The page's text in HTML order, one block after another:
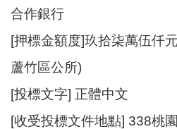
合作銀行
[押標金額度]玖拾柒萬伍仟
蘆竹區公所)
[投標文字] 正體中文
[收受投標文件地點] 338桃